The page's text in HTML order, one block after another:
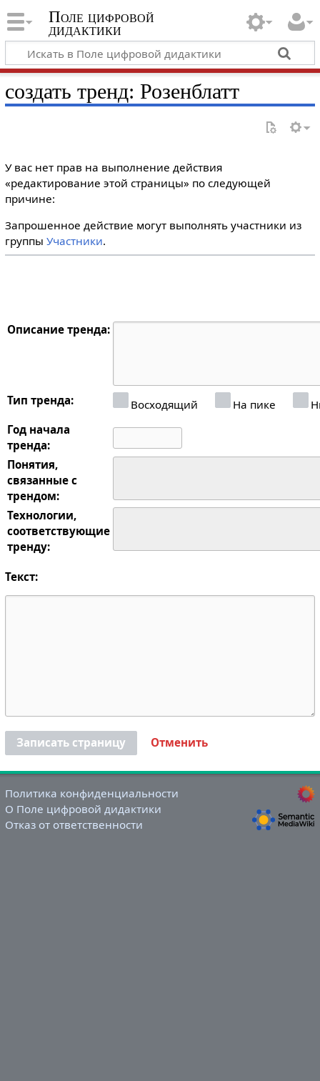
Поле цифровой
дидактики
создать тренд: Розенблатт
У вас нет прав на выполнение действия
«редактирование этой страницы» по следующей
причине:
Запрошенное действие могут выполнять участники из
группы Участники.
Описание тренда:
Тип тренда: Восходящий На пике
Год начала
тренда:
Понятия,
связанные с
трендом:
Технологии,
соответствующие
тренду:
Текст:
Записать страницу Отменить
Политика конфиденциальности
О Поле цифровой дидактики
Отказ от ответственности